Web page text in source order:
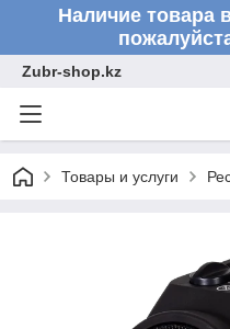
Наличие товара
Zubr-shop.kz
Товары и услуги